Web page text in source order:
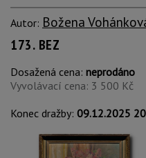
Autor: Božena
173. BEZ
Dosažená cena: neprodáno
Vyvolávací cena: 3 500 Kč
Konec dražby: 09.12.2025